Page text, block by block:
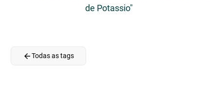
de Potassio"
arrow_backTodas as tags